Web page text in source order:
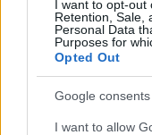
I want to opt-out
Retention, Sale,
Personal Data
Purposes for
Opted Out
Google consents
I want to allow
Népszerű